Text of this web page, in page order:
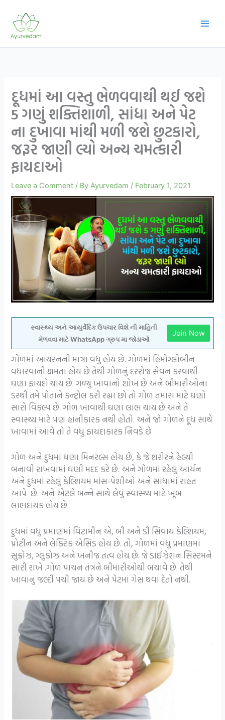
content
દૂધમાં આ વસ્તુ ભેળવવાથી થઈ જશે
5 ગણું શક્તિશાળી, સાંધા અને પેટ
ના દુખાવા માંથી મળી જશે છુટકારો,
જરૂર જાણી લ્યો અન્ય ચમત્કારી
ફાયદાઓ
Leave a Comment / ByAyurvedam / February 1, 2021
સ્વાસ્થ્ય અને આયુર્વેદિક ઉપચાર વિશે ની માહિતી
મેળવવા માટે WhatsApp ગ્રુપ મા જોડાઓ
Join Now
ગોળમાં આયરનની માત્રા વધુ હોય છે. ગોળમાં હિમોગ્લોબીન
વધારવાની ક્ષમતા હોય છે તેથી ગોળનું દરરોજ સેવન કરવાથી
ઘણા ફાયદો થાય છે. ગળ્યું ખાવાનો શોખ છે અને બીમારીઓના
ડરથી તમે પોતાને કન્ટ્રોલ કરી રહ્યા છો તો ગોળ તમારા માટે ઘણો
સારો વિકલ્પ છે. ગોળ ખાવાથી ઘણા લાભ થાય છે અને તે
સ્વાસ્થ્ય માટે પણ હાનીકારક નથી હોતો. અને જો ગોળને દૂધ સાથે
ખાવામાં આવે તો તે વધુ ફાયદાકારક નિવડે છે
ગોળ અને દુધમાં ઘણા મિનરલ્સ હોય છે, કે જે શરીરને હેલ્થી
બનાવી રાખવામાં ઘણી મદદ કરે છે. અને ગોળમાં રહેલું આર્યન
અને દુધમાં રહેલું કેલ્શિયમ માંસ-પેશીઓ અને સાંધામાં રાહત
આપે છે. અને એટલે બન્ને સાથે લેવું સ્વાસ્થ્ય માટે ખૂબ
લાભદાયક હોય છે.
દુધમાં વધુ પ્રમાણમાં વિટામીન એ, બી અને ડી સિવાય કેલ્શિયમ,
પ્રોટીન અને લેક્ટિક એસિડ હોય છે. તો, ગોળમાં વધુ પ્રમાણમાં
સુક્રોઝ, ગ્લુકોઝ અને ખનીજ તત્વ હોય છે. જે ડાઈઝેશન સિસ્ટમને
સારી રાખે .ગોળ પાચન તંત્રને બીમારીઓથી બચાવે છે. તેથી
ખાવાનું જલ્દી પચી જાય છે અને પેટમાં ગેસ થવા દેતો નથી.